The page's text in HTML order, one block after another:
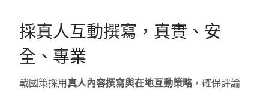
採真人互動撰寫，真實、安
全、專業
戰國策採用 真人內容撰寫與在地互動策略，確保評論